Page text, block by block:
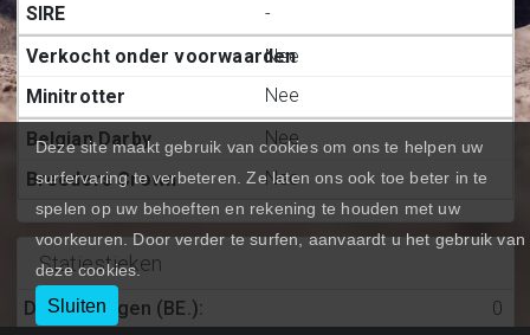
-
Nee
Nee
Nee
Nee
Statiestieken
Deelnemingen (BE.): 0
Deze site maakt gebruik van cookies om ons te helpen uw
surfervaring te verbeteren. Ze laten ons ook toe beter in te
spelen op uw behoeften en rekening te houden met uw
voorkeuren. Door verder te surfen, aanvaardt u het gebruik van
deze cookies.
Sluiten